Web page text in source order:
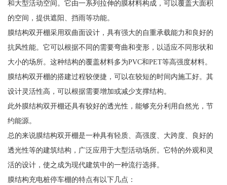
和大型活动空间。它由一系列拉伸的膜材料构成，可以覆盖大面积
的空间，提供遮阳、挡雨等功能。
膜结构双开棚采用双曲面设计，具有强大的自重承载能力和良好的
抗风性能。它可以根据不同的需要弯曲和变形，以适应不同形状和
大小的场所。这种结构的覆盖材料多为PVC和PET等高强度材料。
膜结构双开棚的搭建过程较便捷，可以在较短的时间内施工好。其
设计灵活性高，可以根据需要增加或减少支撑结构。
此外膜结构双开棚还具有较好的透光性，能够充分利用自然光，节
约能源。
总的来说膜结构双开棚是一种具有轻质、高强度、大跨度、良好的
透光性等的建筑结构，广泛应用于大型活动场所。它特的外观和灵
活的设计，使之成为现代建筑中的一种流行选择。
膜结构充电桩停车棚的特点有以下几点：